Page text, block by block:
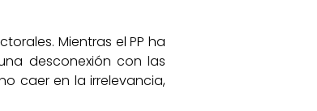
Mientras el PP ha
desconexión con las
caer en la irrelevancia,